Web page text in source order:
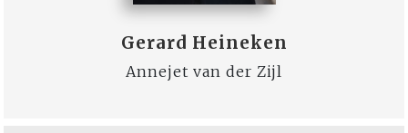
Gerard Heineken
Annejet van der Zijl